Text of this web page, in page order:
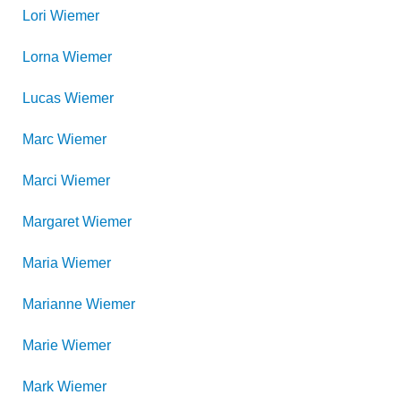
Lori Wiemer
Lorna Wiemer
Lucas Wiemer
Marc Wiemer
Marci Wiemer
Margaret Wiemer
Maria Wiemer
Marianne Wiemer
Marie Wiemer
Mark Wiemer